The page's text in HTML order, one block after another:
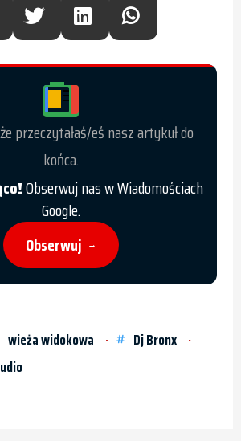
przeczytałaś/eś nasz artykuł do
końca.
Obserwuj nas w Wiadomościach
Google.
Obserwuj →
wieża widokowa
Dj Bronx